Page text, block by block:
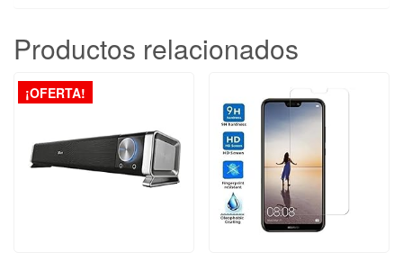
Productos relacionados
¡OFERTA!